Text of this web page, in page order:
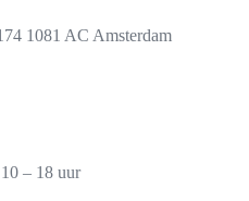
1081 AC Amsterdam
– 18 uur